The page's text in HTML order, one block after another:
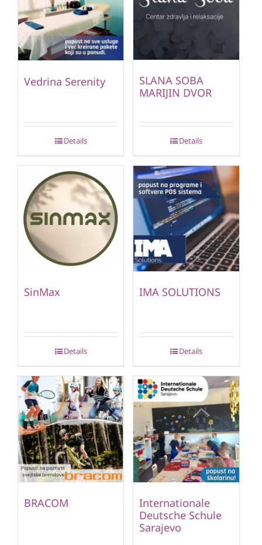
Vedrina Serenity
Details
SLANA SOBA
MARIJIN DVOR
Details
SinMax
Details
IMA SOLUTIONS
Details
BRACOM
Internationale
Deutsche Schule
Sarajevo